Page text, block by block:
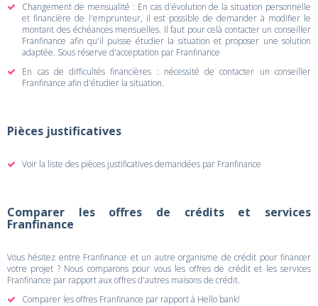
Changement de mensualité : En cas d'évolution de la situation personnelle
et financière de l'emprunteur, il est possible de demander à modifier le
montant des échéances mensuelles. Il faut pour celà contacter un conseiller
Franfinance afin qu'il puisse étudier la situation et proposer une solution
adaptée. Sous réserve d'acceptation par Franfinance
En cas de difficultés financières : nécessité de contacter un conseiller
Franfinance afin d'étudier la situation.
Pièces justificatives
Voir la liste des pièces justificatives demandées par Franfinance
Comparer les offres de crédits et services
Franfinance
Vous hésitez entre Franfinance et un autre organisme de crédit pour financer
votre projet ? Nous comparons pour vous les offres de crédit et les services
Franfinance par rapport aux offres d'autres maisons de crédit.
Comparer les offres Franfinance par rapport à Hello bank!